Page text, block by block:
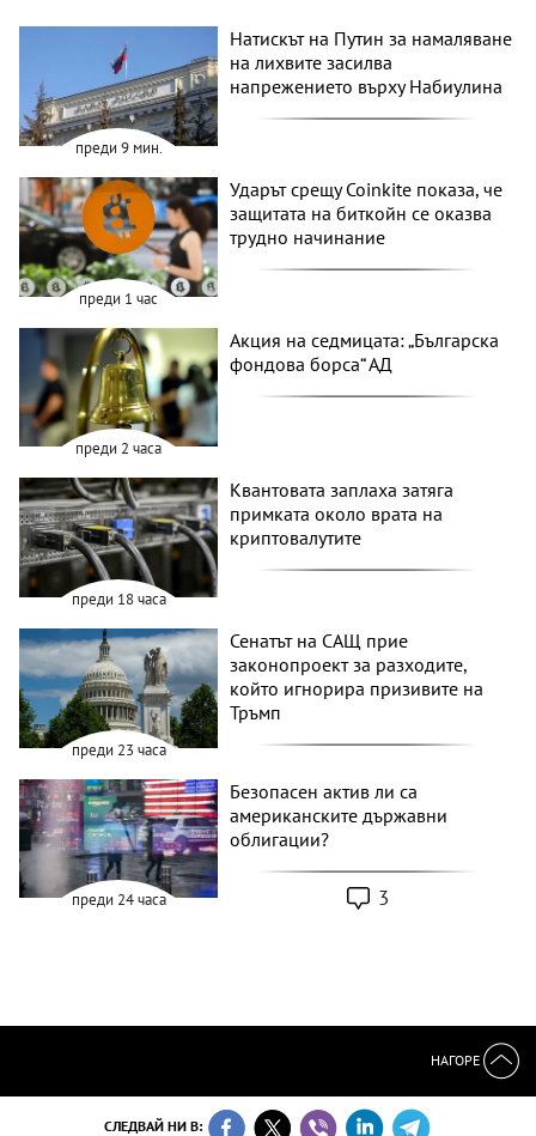
преди 9 мин.
Натискът на Путин за намаляване
на лихвите засилва
напрежението върху Набиулина
преди 1 час
Ударът срещу Coinkite показа, че
защитата на биткойн се оказва
трудно начинание
преди 2 часа
Акция на седмицата: „Българска
фондова борса“ АД
преди 18 часа
Квантовата заплаха затяга
примката около врата на
криптовалутите
преди 23 часа
Сенатът на САЩ прие
законопроект за разходите,
който игнорира призивите на
Тръмп
преди 24 часа
Безопасен актив ли са
американските държавни
облигации?
3
НАГОРЕ
СЛЕДВАЙ НИ В: